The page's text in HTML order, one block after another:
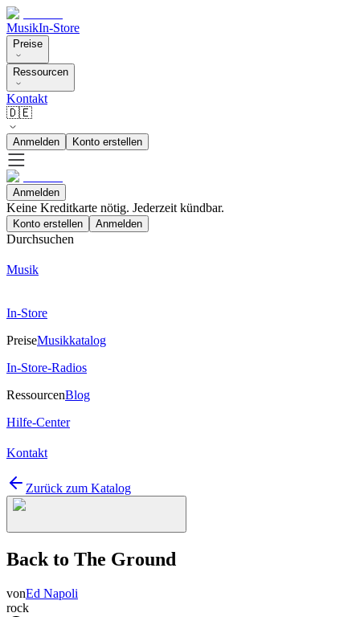
MusikIn-Store
Preise
Ressourcen
Kontakt
🇩🇪
Anmelden Konto erstellen
Anmelden
Keine Kreditkarte nötig. Jederzeit kündbar.
Konto erstellen Anmelden
Durchsuchen
Musik
In-Store
PreiseMusikkatalog
In-Store-Radios
RessourcenBlog
Hilfe-Center
Kontakt
Zurück zum Katalog
Back to The Ground
vonEd Napoli
rock